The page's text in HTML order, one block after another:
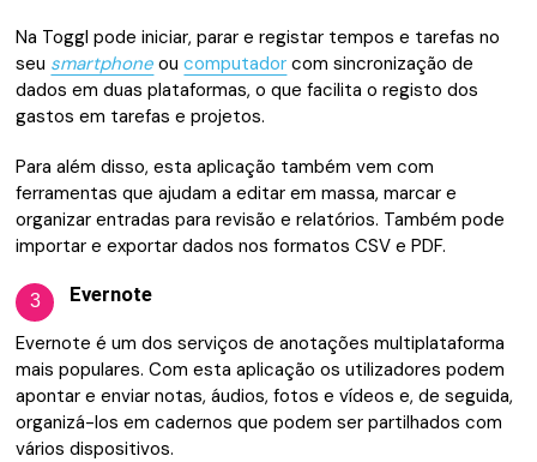
Na Toggl pode iniciar, parar e registar tempos e tarefas no
seu smartphone oucomputador com sincronização de
dados em duas plataformas, o que facilita o registo dos
gastos em tarefas e projetos.
Para além disso, esta aplicação também vem com
ferramentas que ajudam a editar em massa, marcar e
organizar entradas para revisão e relatórios. Também pode
importar e exportar dados nos formatos CSV e PDF.
3 Evernote
Evernote é um dos serviços de anotações multiplataforma
mais populares. Com esta aplicação os utilizadores podem
apontar e enviar notas, áudios, fotos e vídeos e, de seguida,
organizá-los em cadernos que podem ser partilhados com
vários dispositivos.